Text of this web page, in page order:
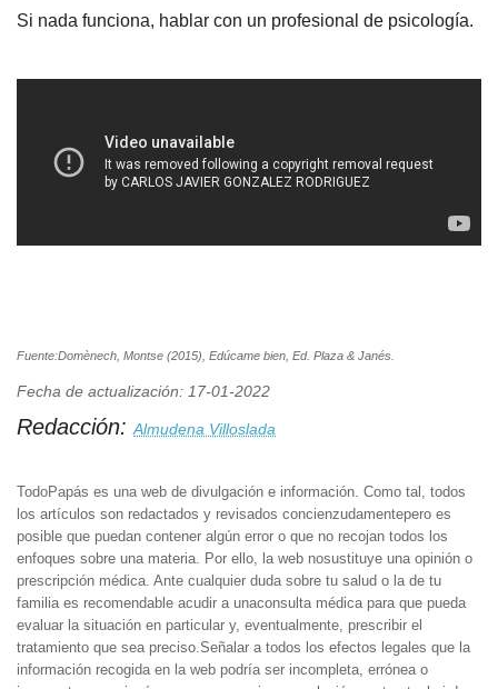
Si nada funciona, hablar con un profesional de psicología.
Fuente:Domènech, Montse (2015), Edúcame bien, Ed. Plaza & Janés.
Fecha de actualización: 17-01-2022
Redacción: Almudena Villoslada
TodoPapás es una web de divulgación e información. Como tal, todos
los artículos son redactados y revisados concienzudamentepero es
posible que puedan contener algún error o que no recojan todos los
enfoques sobre una materia. Por ello, la web nosustituye una opinión o
prescripción médica. Ante cualquier duda sobre tu salud o la de tu
familia es recomendable acudir a unaconsulta médica para que pueda
evaluar la situación en particular y, eventualmente, prescribir el
tratamiento que sea preciso.Señalar a todos los efectos legales que la
información recogida en la web podría ser incompleta, errónea o